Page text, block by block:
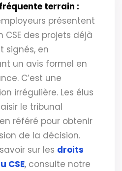
terrain :
présentent
CSE des projets déjà
signés, en
un avis formel en
C’est une
irrégulière. Les élus
le tribunal
référé pour obtenir
de la décision.
sur les droits
CSE, consulte notre